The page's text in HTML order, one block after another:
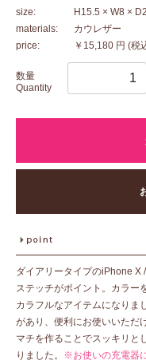
size:
H15.5 × W8 ×
materials:
カウレザー
price:
￥15,180 円 (税
数量
Quantity
ダイアリータイプのiPhone X
ステッチがポイント。カラー
カラフルなアイテムになりま
があり、便利にお使いいただ
マチを作ることでスッキリと
りました。 ※お使いの充電器